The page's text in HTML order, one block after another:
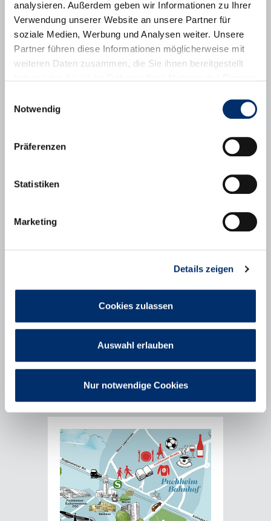
analysieren. Außerdem geben wir Informationen zu Ihrer
Verwendung unserer Website an unsere Partner für
soziale Medien, Werbung und Analysen weiter. Unsere
Partner führen diese Informationen möglicherweise mit
weiteren Daten zusammen, die Sie ihnen bereitgestellt
Notwendig
Präferenzen
Statistiken
Marketing
Details zeigen
Cookies zulassen
Auswahl erlauben
Nur notwendige Cookies
Veranstaltungen und Themen der
auf dem Laufenden.